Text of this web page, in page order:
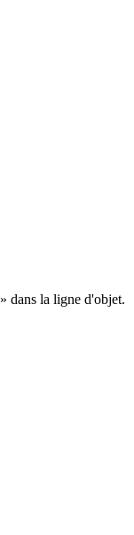
» dans la ligne d'objet.